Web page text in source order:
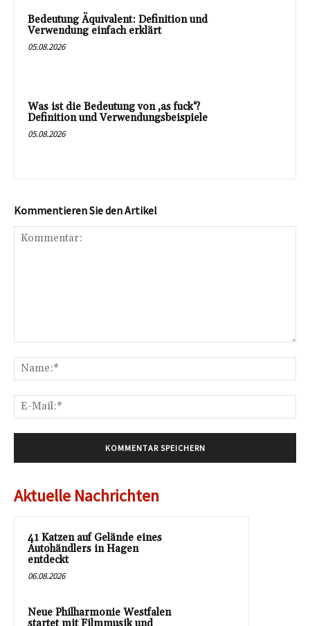
Bedeutung Äquivalent: Definition und
Verwendung einfach erklärt
05.08.2026
Was ist die Bedeutung von ‚as fuck‘?
Definition und Verwendungsbeispiele
05.08.2026
Kommentieren Sie den Artikel
Aktuelle Nachrichten
41 Katzen auf Gelände eines
Autohändlers in Hagen
entdeckt
06.08.2026
Neue Philharmonie Westfalen
startet mit Filmmusik und